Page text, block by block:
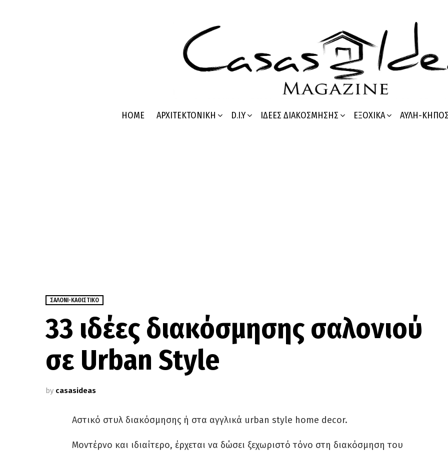
HOME ΑΡΧΙΤΕΚΤΟΝΙΚΉ D.I.Y ΙΔΈΕΣ ΔΙΑΚΌΣΜΗΣΗΣ ΕΞΟΧΙΚΆ ΑΥΛΉ-
ΣΑΛΌΝΙ-ΚΑΘΙΣΤΙΚΌ
33 ιδέες διακόσμησης σαλονιού
σε Urban Style
by casasideas
Αστικό στυλ διακόσμησης ή στα αγγλικά urban style home decor.
Μοντέρνο και ιδιαίτερο, έρχεται να δώσει ξεχωριστό τόνο στη διακόσμηση του